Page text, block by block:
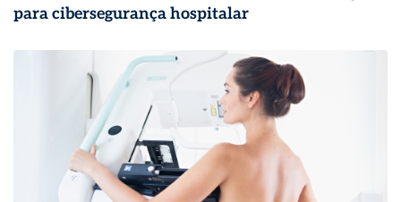
para cibersegurança hospitalar